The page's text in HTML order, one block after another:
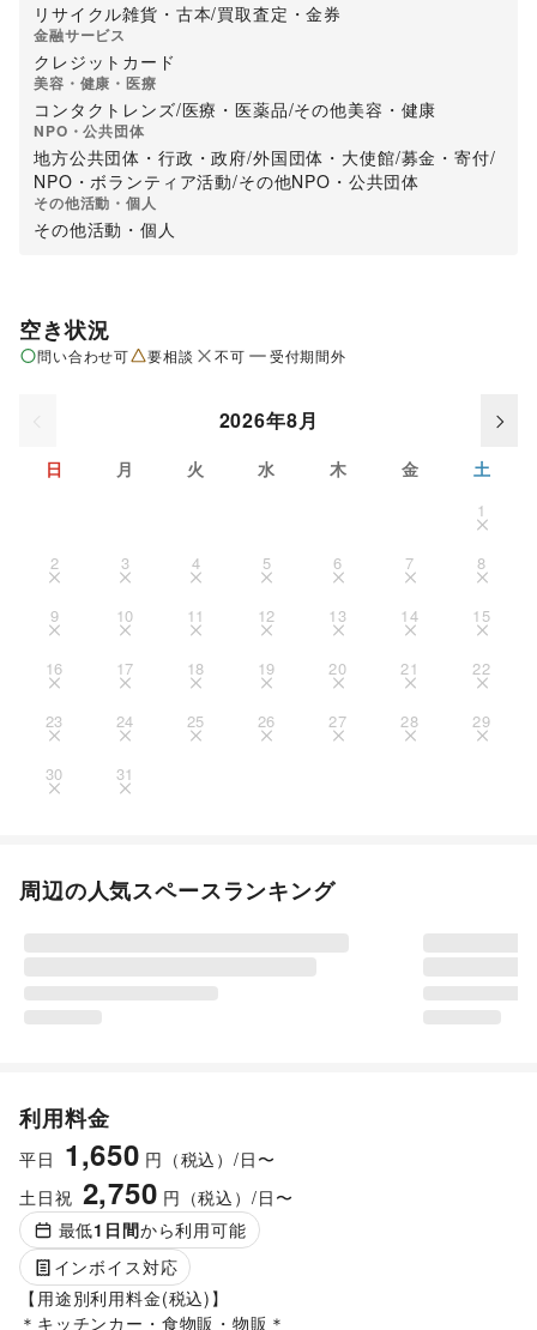
リサイクル雑貨・古本/買取査定・金券
金融サービス
クレジットカード
美容・健康・医療
コンタクトレンズ/医療・医薬品/その他美容・健康
NPO・公共団体
地方公共団体・行政・政府/外国団体・大使館/募金・寄付/
NPO・ボランティア活動/その他NPO・公共団体
その他活動・個人
その他活動・個人
空き状況
問い合わせ可 要相談 不可 受付期間外
2026年8月
日 月 火 水 木 金 土
1
2 3 4 5 6 7 8
9 10 11 12 13 14 15
16 17 18 19 20 21 22
23 24 25 26 27 28 29
30 31
周辺の人気スペースランキング
利用料金
平日 1,650 円（税込）/日〜
土日祝 2,750 円（税込）/日〜
最低1 日間から利用可能
インボイス対応
【用途別利用料金(税込)】
＊キッチンカー・食物販・物販＊